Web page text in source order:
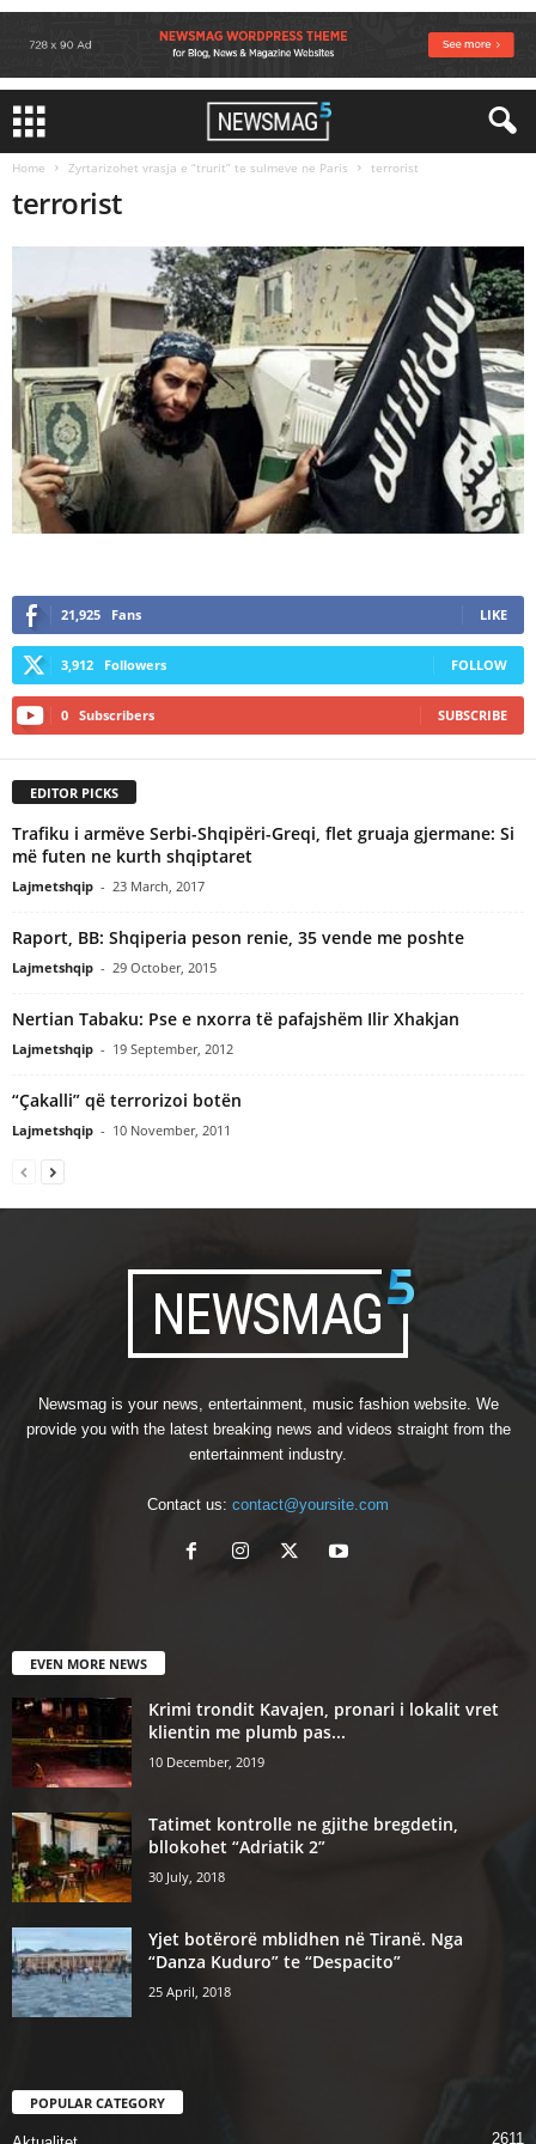
Home Zyrtarizohet vrasja e “trurit” te sulmeve ne Paris terrorist
terrorist
21,925 Fans LIKE
3,912 Followers FOLLOW
0 Subscribers SUBSCRIBE
EDITOR PICKS
Trafiku i armëve Serbi-Shqipëri-Greqi, flet gruaja gjermane: Si
më futen ne kurth shqiptaret
Lajmetshqip - 23 March, 2017
Raport, BB: Shqiperia peson renie, 35 vende me poshte
Lajmetshqip - 29 October, 2015
Nertian Tabaku: Pse e nxorra të pafajshëm Ilir Xhakjan
Lajmetshqip - 19 September, 2012
“Çakalli” që terrorizoi botën
Lajmetshqip - 10 November, 2011
Newsmag is your news, entertainment, music fashion website. We
provide you with the latest breaking news and videos straight from the
entertainment industry.
Contact us: contact@yoursite.com
EVEN MORE NEWS
Krimi trondit Kavajen, pronari i lokalit vret
klientin me plumb pas...
10 December, 2019
Tatimet kontrolle ne gjithe bregdetin,
bllokohet “Adriatik 2”
30 July, 2018
Yjet botërorë mblidhen në Tiranë. Nga
“Danza Kuduro” te “Despacito”
25 April, 2018
POPULAR CATEGORY
2611